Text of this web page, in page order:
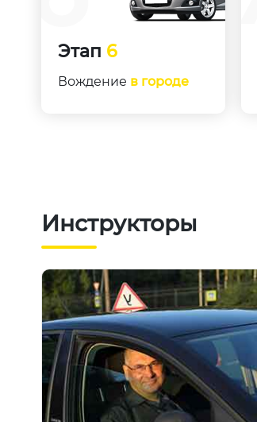
Этап 6
Вождение в городе
Инструкторы